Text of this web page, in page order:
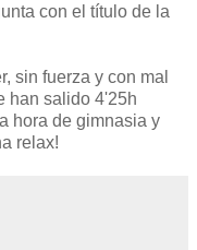
con el título de la
sin fuerza y con mal
han salido 4'25h
hora de gimnasia y
relax!